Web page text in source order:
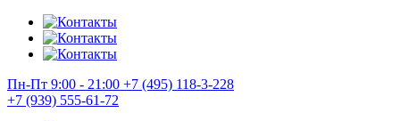
Пн-Пт 9:00 - 21:00 +7 (495) 118-3-228
+7 (939) 555-61-72